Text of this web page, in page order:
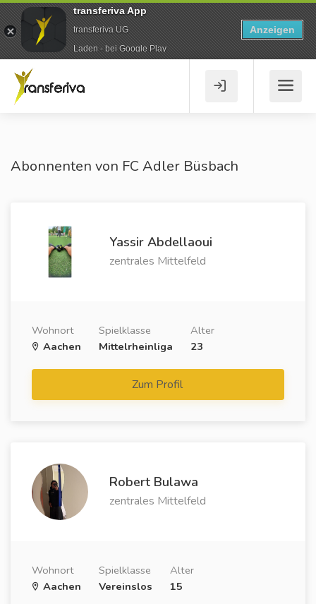
Abonnenten von FC Adler Büsbach
Yassir Abdellaoui
zentrales Mittelfeld
Wohnort
Aachen
Spielklasse
Mittelrheinliga
Alter
23
Zum Profil
Robert Bulawa
zentrales Mittelfeld
Wohnort
Aachen
Spielklasse
Vereinslos
Alter
15
transferiva App
transferiva UG
Laden - bei Google Play
Anzeigen